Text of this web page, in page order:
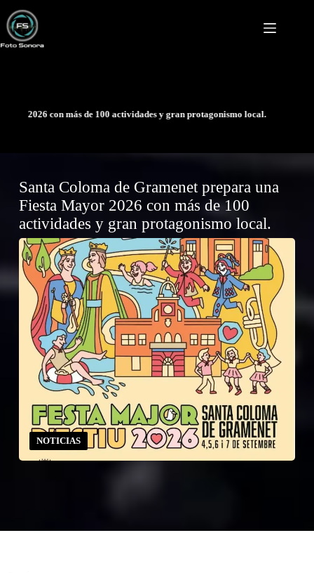
contenido
más de 100 actividades y gran protagonismo local.
Santa Coloma de Gramenet prepara una
Fiesta Mayor 2026 con más de 100
actividades y gran protagonismo local.
NOTICIAS